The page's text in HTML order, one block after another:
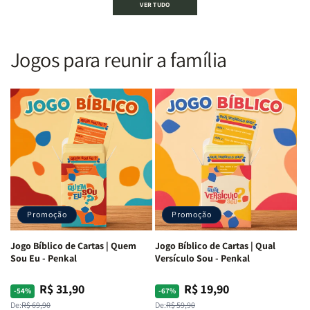
Almeida
Letra
Média
Full
Color
Brochura
Rei
Leão
Almeida
Letra
Média
&amp;
Full
Color
|
Brochura
|
Rei
Leão
PPM
|
|
Full
Color
Capa
Dura
Harpa
|
-
Cruz
Laranja
|
Full
Color
|
Capa
Dura
Harpa
|
-
Cruz
Laranja
VER TUDO
Jogos para reunir a família
Promoção
Jogo Bíblico de Cartas | Quem
Sou Eu - Penkal
-54%
Preço
De:R$ 69,90
PreçoR$ 31,90
Promoção
Jogo Bíblico de Cartas | Qual
Versículo Sou - Penkal
-67%
Preço
De:R$ 59,90
PreçoR$ 19,90